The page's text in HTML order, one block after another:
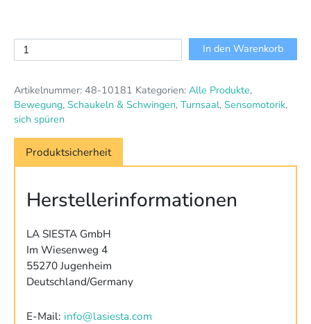
Gestell
für
&
-
tropfen
Menge
In den Warenkorb
Artikelnummer: 48-10181 Kategorien: Alle Produkte,
Bewegung, Schaukeln & Schwingen, Turnsaal, Sensomotorik,
sich spüren
Produktsicherheit
Herstellerinformationen
LA SIESTA GmbH
Im Wiesenweg 4
55270 Jugenheim
Deutschland/Germany
E-Mail: info@lasiesta.com